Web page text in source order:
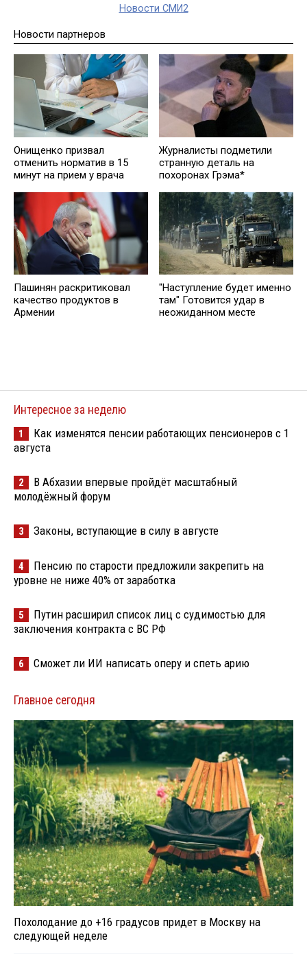
Новости СМИ2
Новости партнеров
Онищенко призвал
отменить норматив в 15
минут на прием у врача
Журналисты подметили
странную деталь на
похоронах Грэма*
Пашинян раскритиковал
качество продуктов в
Армении
"Наступление будет именно
там" Готовится удар в
неожиданном месте
Интересное за неделю
1
Как изменятся пенсии работающих пенсионеров с 1
августа
2
В Абхазии впервые пройдёт масштабный
молодёжный форум
3 Законы, вступающие в силу в августе
4
Пенсию по старости предложили закрепить на
уровне не ниже 40% от заработка
5
Путин расширил список лиц с судимостью для
заключения контракта с ВС РФ
6 Сможет ли ИИ написать оперу и спеть арию
Главное сегодня
Похолодание до +16 градусов придет в Москву на
следующей неделе